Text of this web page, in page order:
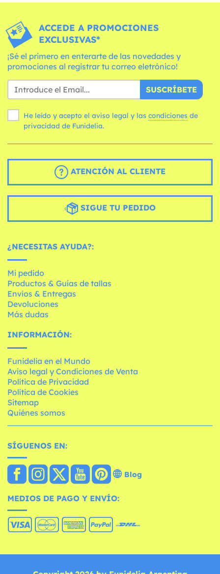
ACCEDE A PROMOCIONES
EXCLUSIVAS*
¡Sé el primero en enterarte de las novedades y
promociones al registrar tu correo eletrónico!
SUSCRÍBETE
He leído y acepto el aviso legal y las condiciones
privacidad de Funidelia.
ATENCIÓN AL CLIENTE
SIGUE TU PEDIDO
¿NECESITAS AYUDA?:
Mi pedido
Productos & Guías de tallas
Envíos & Entregas
Devoluciones
Más dudas
INFORMACIÓN:
Funidelia en el Mundo
Aviso legal y Condiciones de Venta
Política de Privacidad
Política de Cookies
Sitemap
Quiénes somos
SÍGUENOS EN:
Blog
MEDIOS DE PAGO Y ENVÍO: